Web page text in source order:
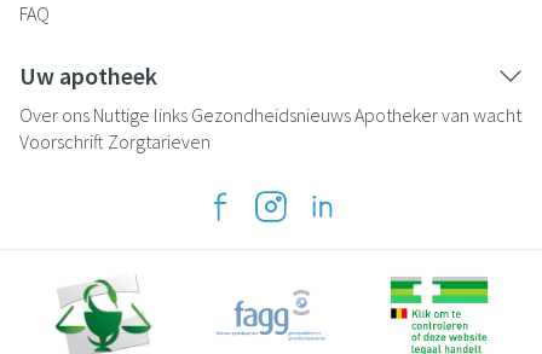
FAQ
Uw apotheek
Over ons Nuttige links GezondheidsnieuwsApotheker van wacht
Voorschrift Zorgtarieven